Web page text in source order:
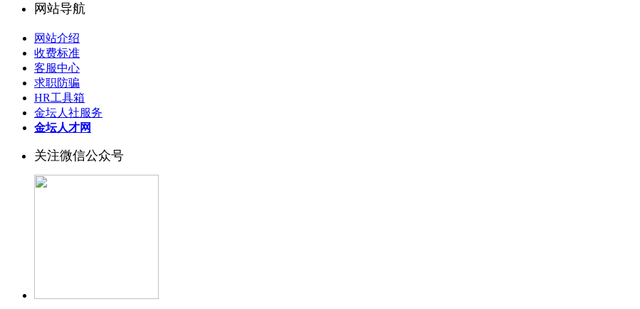
网站导航
网站介绍
收费标准
客服中心
求职防骗
HR工具箱
金坛人社服务
金坛人才网
关注微信公众号